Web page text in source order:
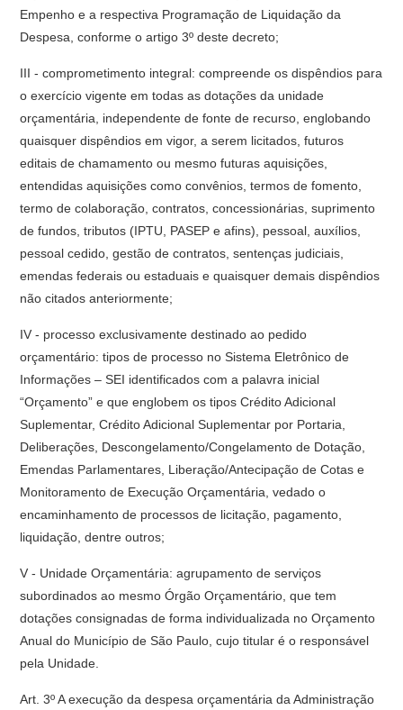
Empenho e a respectiva Programação de Liquidação da
Despesa, conforme o artigo 3º deste decreto;
III - comprometimento integral: compreende os dispêndios para
o exercício vigente em todas as dotações da unidade
orçamentária, independente de fonte de recurso, englobando
quaisquer dispêndios em vigor, a serem licitados, futuros
editais de chamamento ou mesmo futuras aquisições,
entendidas aquisições como convênios, termos de fomento,
termo de colaboração, contratos, concessionárias, suprimento
de fundos, tributos (IPTU, PASEP e afins), pessoal, auxílios,
pessoal cedido, gestão de contratos, sentenças judiciais,
emendas federais ou estaduais e quaisquer demais dispêndios
não citados anteriormente;
IV - processo exclusivamente destinado ao pedido
orçamentário: tipos de processo no Sistema Eletrônico de
Informações – SEI identificados com a palavra inicial
“Orçamento” e que englobem os tipos Crédito Adicional
Suplementar, Crédito Adicional Suplementar por Portaria,
Deliberações, Descongelamento/Congelamento de Dotação,
Emendas Parlamentares, Liberação/Antecipação de Cotas e
Monitoramento de Execução Orçamentária, vedado o
encaminhamento de processos de licitação, pagamento,
liquidação, dentre outros;
V - Unidade Orçamentária: agrupamento de serviços
subordinados ao mesmo Órgão Orçamentário, que tem
dotações consignadas de forma individualizada no Orçamento
Anual do Município de São Paulo, cujo titular é o responsável
pela Unidade.
Art. 3º A execução da despesa orçamentária da Administração